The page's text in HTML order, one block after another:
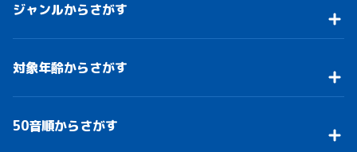
ジャンルからさがす
対象年齢からさがす
50音順からさがす